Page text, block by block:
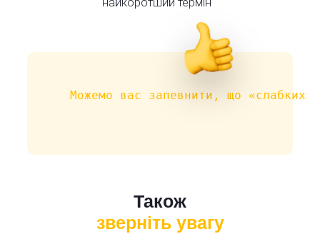
найкоротший термін
Можемо вас запевнити, що
Також
зверніть увагу